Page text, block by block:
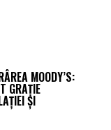
MOODY’S:
GRAȚIE
ȘI